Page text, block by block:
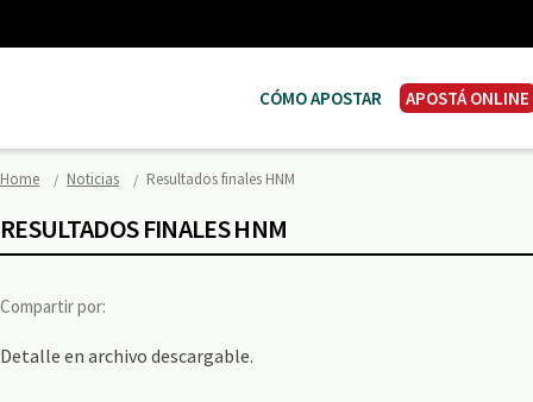
CÓMO APOSTAR APOSTÁ ONLINE
Home Noticias Resultados finales HNM
RESULTADOS FINALES HNM
Compartir por:
Detalle en archivo descargable.